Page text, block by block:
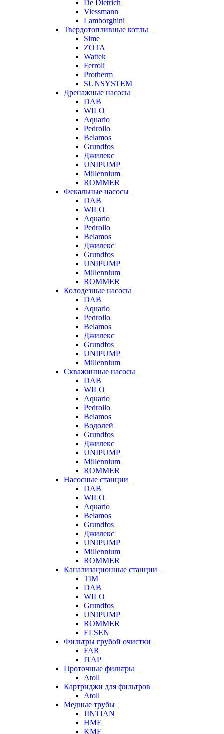
De Dietrich
Viessmann
Lamborghini
Твердотопливные котлы
Sime
ZOTA
Wattek
Ferroli
Protherm
SUNSYSTEM
Дренажные насосы
DAB
WILO
Aquario
Pedrollo
Belamos
Grundfos
Джилекс
UNIPUMP
Millennium
ROMMER
Фекальные насосы
DAB
WILO
Aquario
Pedrollo
Belamos
Джилекс
Grundfos
UNIPUMP
Millennium
ROMMER
Колодезные насосы
DAB
Aquario
Pedrollo
Belamos
Джилекс
Grundfos
UNIPUMP
Millennium
Скважинные насосы
DAB
WILO
Aquario
Pedrollo
Belamos
Водолей
Grundfos
Джилекс
UNIPUMP
Millennium
ROMMER
Насосные станции
DAB
WILO
Aquario
Belamos
Grundfos
Джилекс
UNIPUMP
Millennium
ROMMER
Канализационные станции
TIM
DAB
WILO
Grundfos
UNIPUMP
ROMMER
ELSEN
Фильтры грубой очистки
FAR
ITAP
Проточные фильтры
Atoll
Картриджи для фильтров
Atoll
Медные трубы
JINTIAN
HME
KME